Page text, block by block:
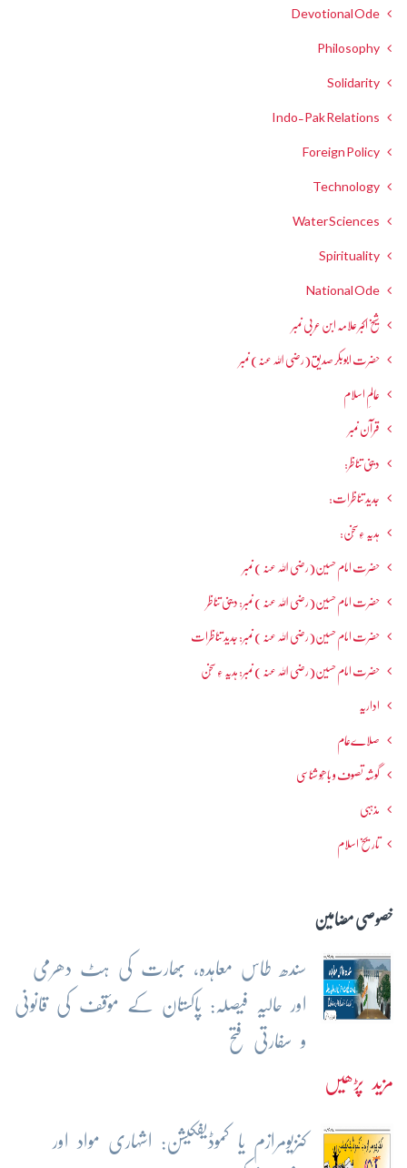
Devotional Ode
Philosophy
Solidarity
Indo-Pak Relations
Foreign Policy
Technology
Water Sciences
Spirituality
National Ode
شیخ اکبر علامہ ابن عربی نمبر
حضرت ابوبکر صدیق(رضی اللہ عنہ) نمبر
عالمِ اسلام
قرآن نمبر
دینی تناظر:
جدید تناظرات:
ہدیہ ءِسُخن:
حضرت امام حسین(رضی اللہ عنہ ) نمبر
حضرت امام حسین(رضی اللہ عنہ ) نمبر: دینی تناظر
حضرت امام حسین(رضی اللہ عنہ ) نمبر: جدید تناظرات
حضرت امام حسین(رضی اللہ عنہ ) نمبر: ہدیہ ءِ سُخن
اداریہ
صلاےعام
گوشہ تصوف و باھُو شناسی
مذہبی
تاریخ اسلام
خصوصی مضامین
سندھ طاس معاہدہ، بھارت کی ہٹ دھرمی
اور حالیہ فیصلہ: پاکستان کے مؤقف کی قانونی
و سفارتی فتح
مزید پڑھیں
کنزیومرازم یا کموڈیفکیشن: اشہاری مواد اور